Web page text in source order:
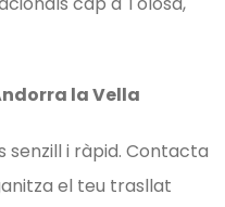
la Vella
senzill i ràpid. Contacta
el teu trasllat